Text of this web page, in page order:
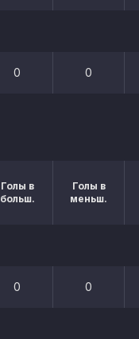
0 0
Голы в
больш.
Голы в
меньш.
0 0